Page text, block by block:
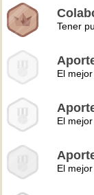
Tener
El
El
El